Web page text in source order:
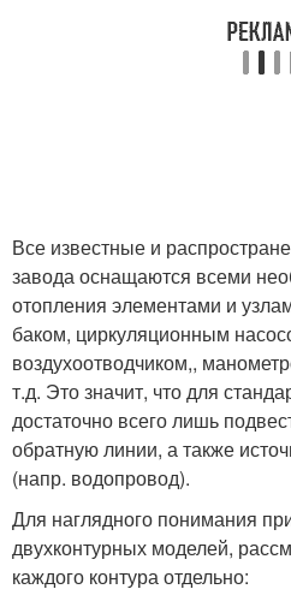
Все известные и
завода оснащаются всеми
отопления элементами и
баком, циркуляционным
воздухоотводчиком,,
т.д. Это значит, что для
достаточно всего лишь
обратную линии, а также
(напр. водопровод).
Для наглядного понимания
двухконтурных моделей,
каждого контура отдельно: